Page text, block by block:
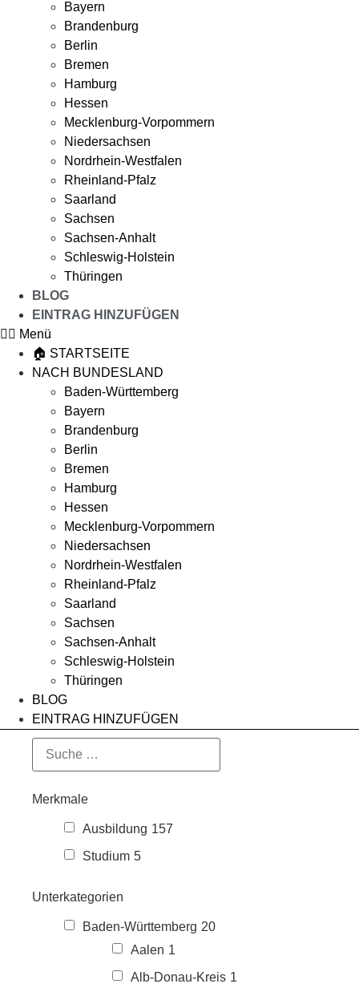
Bayern
Brandenburg
Berlin
Bremen
Hamburg
Hessen
Mecklenburg-Vorpommern
Niedersachsen
Nordrhein-Westfalen
Rheinland-Pfalz
Saarland
Sachsen
Sachsen-Anhalt
Schleswig-Holstein
Thüringen
BLOG
EINTRAG HINZUFÜGEN
Menü
🏠 STARTSEITE
NACH BUNDESLAND
Baden-Württemberg
Bayern
Brandenburg
Berlin
Bremen
Hamburg
Hessen
Mecklenburg-Vorpommern
Niedersachsen
Nordrhein-Westfalen
Rheinland-Pfalz
Saarland
Sachsen
Sachsen-Anhalt
Schleswig-Holstein
Thüringen
BLOG
EINTRAG HINZUFÜGEN
Merkmale
Ausbildung 157
Studium 5
Unterkategorien
Baden-Württemberg 20
Aalen 1
Alb-Donau-Kreis 1